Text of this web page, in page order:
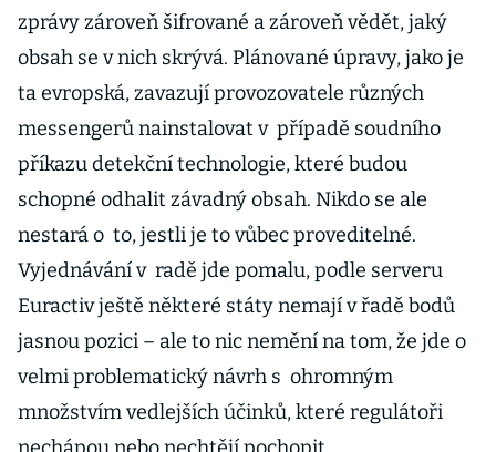
zprávy zároveň šifrované a zároveň vědět, jaký
obsah se v nich skrývá. Plánované úpravy, jako je
ta evropská, zavazují provozovatele různých
messengerů nainstalovat v případě soudního
příkazu detekční technologie, které budou
schopné odhalit závadný obsah. Nikdo se ale
nestará o to, jestli je to vůbec proveditelné.
Vyjednávání v radě jde pomalu, podle serveru
Euractiv ještě některé státy nemají v řadě bodů
jasnou pozici – ale to nic nemění na tom, že jde o
velmi problematický návrh s ohromným
množstvím vedlejších účinků, které regulátoři